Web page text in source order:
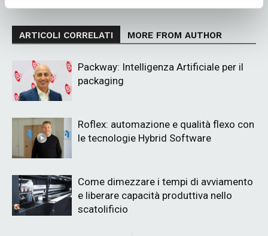
ARTICOLI CORRELATI MORE FROM AUTHOR
Packway: Intelligenza Artificiale per il
packaging
Roflex: automazione e qualità flexo con
le tecnologie Hybrid Software
Come dimezzare i tempi di avviamento
e liberare capacità produttiva nello
scatolificio